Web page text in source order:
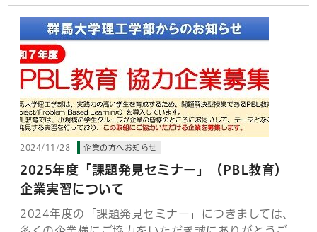
2024/11/28 企業の方へお知らせ
2025年度「課題発見セミナー」（PBL教育）
企業実習について
2024年度の「課題発見セミナー」につきましては、